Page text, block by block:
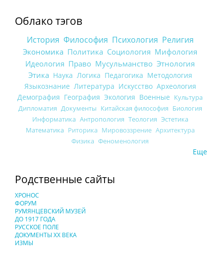
Облако тэгов
История Философия Психология Религия
Экономика Политика Социология Мифология
Идеология Право Мусульманство Этнология
Этика Наука Логика Педагогика Методология
Языкознание Литература Искусство Археология
Демография География Экология Военные Культура
Дипломатия Документы Китайская философия Биология
Информатика Антропология Теология Эстетика
Математика Риторика Мировоззрение Архитектура
Физика Феноменология
Еще
Родственные сайты
ХРОНОС
ФОРУМ
РУМЯНЦЕВСКИЙ МУЗЕЙ
ДО 1917 ГОДА
РУССКОЕ ПОЛЕ
ДОКУМЕНТЫ XX ВЕКА
ИЗМЫ